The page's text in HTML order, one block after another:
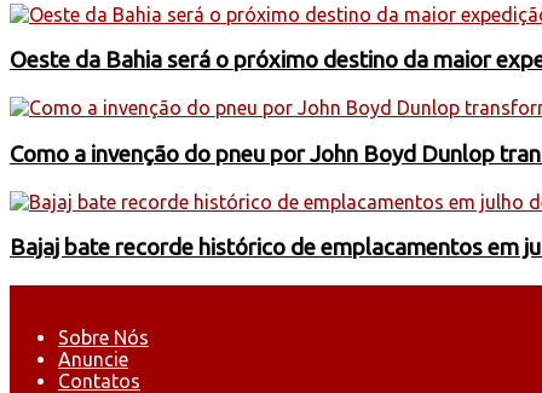
Oeste da Bahia será o próximo destino da maior
Como a invenção do pneu por John Boyd Dunlop
Bajaj bate recorde histórico de emplacamentos em
Sobre Nós
Anuncie
Contatos